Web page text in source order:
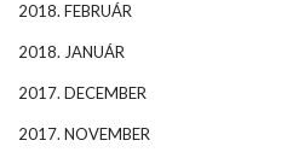
2018. FEBRUÁR
2018. JANUÁR
2017. DECEMBER
2017. NOVEMBER